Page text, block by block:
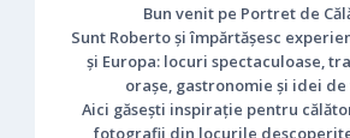
Bun venit pe Portret de
Sunt Roberto și împărtășesc
și Europa: locuri spectaculoase,
orașe, gastronomie și idei de
Aici găsești inspirație pentru
fotografii din locurile